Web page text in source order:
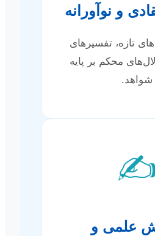
و نوآورانه
تازه، تفسیرهای
محکم بر پایه
شواهد.
✍️
علمی و